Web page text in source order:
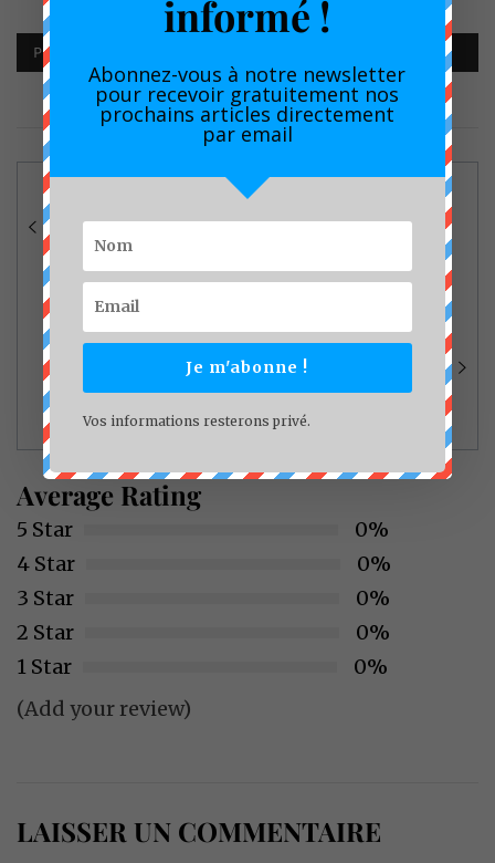
PUBLIÉ DANS :
Navigation
de
l’article
PROMOTE 2026 : Henri Eyebe Ayissi fait
une halte remarquée au stand de La
Transport interurbain : BGFIBank
Cameroun finance 12 nouveaux bus
pour renforcer la flotte de Touristique
Average Rating
5 Star
0%
4 Star
0%
3 Star
0%
2 Star
0%
1 Star
0%
(Add your review)
LAISSER UN COMMENTAIRE
informé !
Abonnez-vous à notre newsletter
pour recevoir gratuitement nos
prochains articles directement
par email
Je m'abonne !
Vos informations resterons privé.